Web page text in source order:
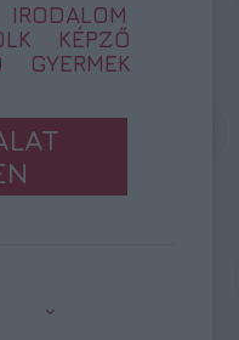
IRODALOM
KÉPZŐ
GYERMEK